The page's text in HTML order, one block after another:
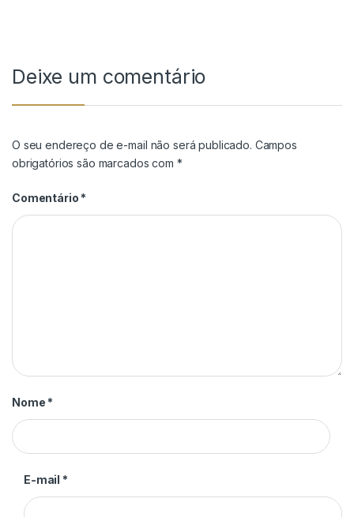
Deixe um comentário
O seu endereço de e-mail não será publicado. Campos
obrigatórios são marcados com *
Comentário *
Nome *
E-mail *